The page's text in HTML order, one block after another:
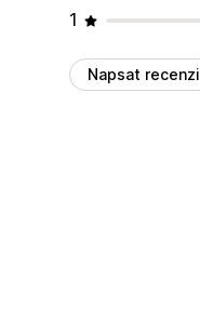
1
Napsat recenzi